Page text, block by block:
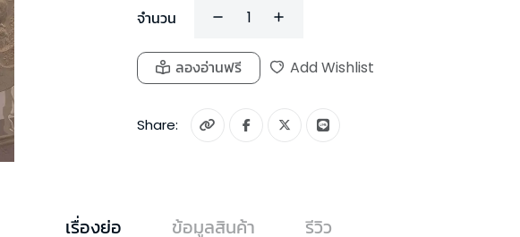
จำนวน
ลองอ่านฟรี Add Wishlist
Share:
เรื่องย่อ ข้อมูลสินค้า รีวิว